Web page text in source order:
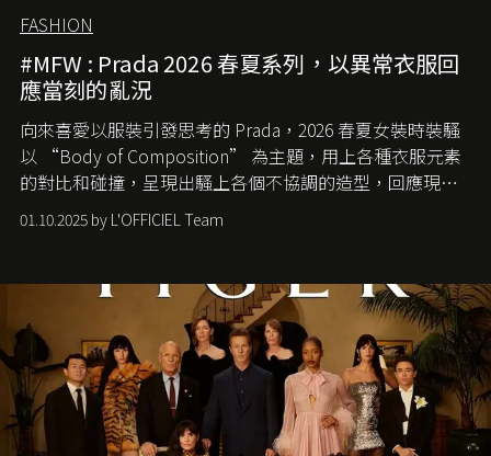
FASHION
#MFW : Prada 2026 春夏系列，以異常衣服回
應當刻的亂況
向來喜愛以服裝引發思考的 Prada，2026 春夏女裝時裝騷
以 “Body of Composition” 為主題，用上各種衣服元素
的對比和碰撞，呈現出騷上各個不協調的造型，回應現今
社會各種資訊、文化超載的現象。
01.10.2025 by L'OFFICIEL Team